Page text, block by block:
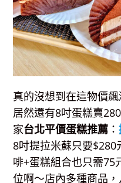
真的沒想到在這物價
居然還有8吋蛋糕賣
家台北平價蛋糕推薦 ：
8吋提拉米蘇只要
啡+蛋糕組合也只需75
位啊～店內多種商品